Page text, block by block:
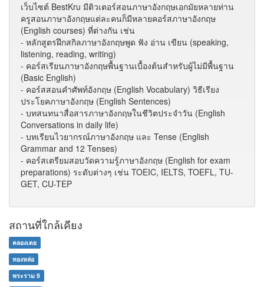
เว็บไซต์ BestKru มีติวเตอร์สอนภาษาอังกฤษเอกมัยหลายท่าน
ครูสอนภาษาอังกฤษแต่ละคนก็มีหลายคอร์สภาษาอังกฤษ
(English courses) ที่ต่างกัน เช่น
- หลักสูตรฝึกสกิลภาษาอังกฤษพูด ฟัง อ่าน เขียน (speaking,
listening, reading, writing)
- คอร์สเรียนภาษาอังกฤษพื้นฐานเบื้องต้นสำหรับผู้ไม่มีพื้นฐาน
(Basic English)
- คอร์สสอนคำศัพท์อังกฤษ (English Vocabulary) วิธีเรียง
ประโยคภาษาอังกฤษ (English Sentences)
- บทสนทนาสื่อสารภาษาอังกฤษในชีวิตประจำวัน (English
Conversations in daily life)
- บทเรียนไวยากรณ์ภาษาอังกฤษ และ Tense (English
Grammar and 12 Tenses)
- คอร์สเตรียมสอบวัดความรู้ภาษาอังกฤษ (English for exam
preparations) ระดับต่างๆ เช่น TOEIC, IELTS, TOEFL, TU-
GET, CU-TEP
สถานที่ใกล้เคียง
คลองเตย
ทองหล่อ
พระราม 9